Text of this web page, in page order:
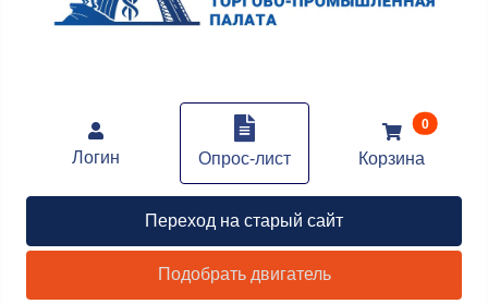
Логин Опрос-лист Корзина
0В
Переход на старый сайт
Подобрать двигатель